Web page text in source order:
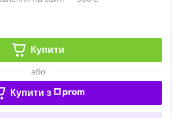
Купити
або
Купити з